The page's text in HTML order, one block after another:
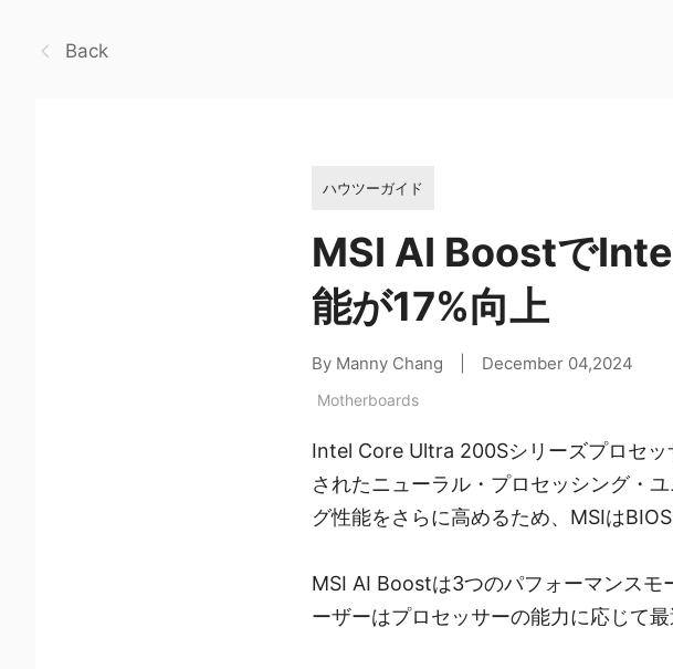
Back
ハウツーガイド
MSI AI Boostで
能が17%向上
By Manny Chang December 04,2024
Motherboards
Intel Core Ultra 200Sシリーズプロセ
されたニューラル・プロセッシング・
グ性能をさらに高めるため、MSIは
MSI AI Boostは3つのパフォーマンス
ーザーはプロセッサーの能力に応じて